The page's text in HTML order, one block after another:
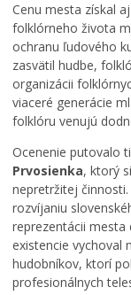
Cenu mesta získal
folklórneho života
ochranu ľudového
zasvätil hudbe,
organizácii
viaceré generácie
folklóru venujú
Ocenenie putovalo
Prvosienka, ktorý
nepretržitej
rozvíjaniu
reprezentácii mesta
existencie vychoval
hudobníkov, ktorí
profesionálnych
z
n
á
v
a
n
e
š
k
ô
l
k
e
p
r